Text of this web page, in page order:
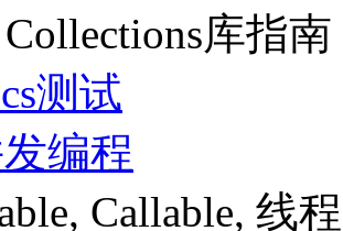
Collections库指南
测试
编程
Callable, 线